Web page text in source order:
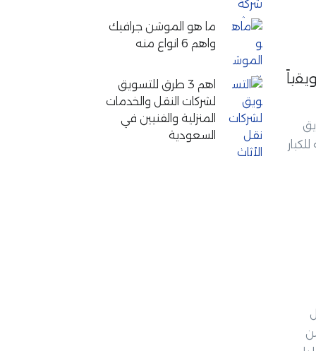
ما هو الموشن جرافيك
واهم 6 انواع منه
اهم 3 طرق للتسويق
لشركات النقل والخدمات
المنزلية والفنيين في
السعودية